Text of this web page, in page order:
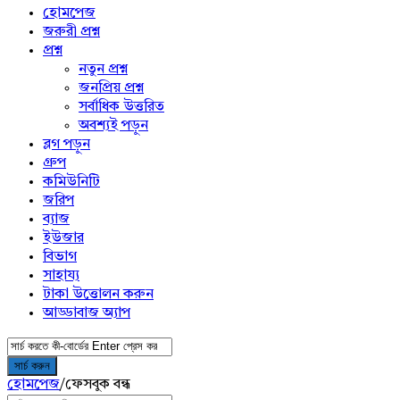
menu
হোমপেজ
জরুরী প্রশ্ন
প্রশ্ন
নতুন প্রশ্ন
জনপ্রিয় প্রশ্ন
সর্বাধিক উত্তরিত
অবশ্যই পড়ুন
ব্লগ পড়ুন
গ্রুপ
কমিউনিটি
জরিপ
ব্যাজ
ইউজার
বিভাগ
সাহায্য
টাকা উত্তোলন করুন
আড্ডাবাজ অ্যাপ
হোমপেজ/ফেসবুক বন্ধ